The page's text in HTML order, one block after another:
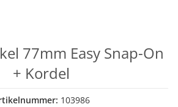
77mm Easy Snap-On
+ Kordel
103986